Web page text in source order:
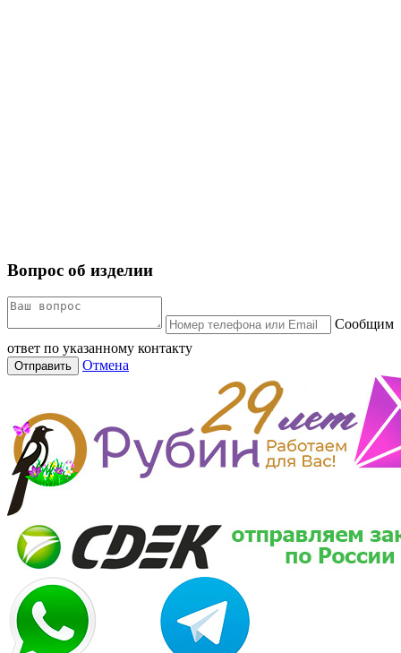
Вопрос об изделии
Сообщим
ответ по указанному контакту
Отправить Отмена